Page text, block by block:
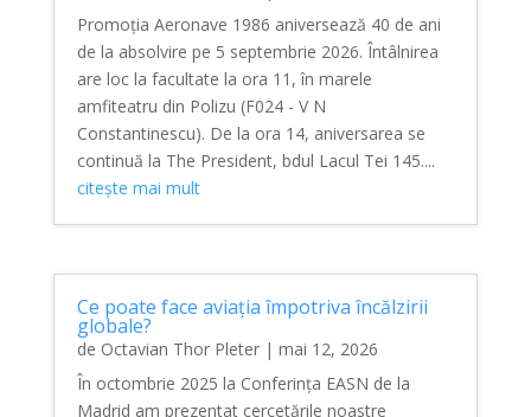
Promoția Aeronave 1986 aniversează 40 de ani
de la absolvire pe 5 septembrie 2026. Întâlnirea
are loc la facultate la ora 11, în marele
amfiteatru din Polizu (F024 - V N
Constantinescu). De la ora 14, aniversarea se
continuă la The President, bdul Lacul Tei 145....
citește mai mult
Ce poate face aviația împotriva încălzirii
globale?
de Octavian Thor Pleter| mai 12, 2026
În octombrie 2025 la Conferința EASN de la
Madrid am prezentat cercetările noastre